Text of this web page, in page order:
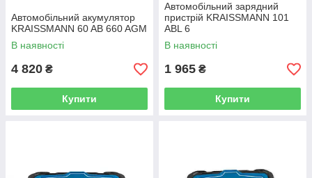
Автомобільний акумулятор
KRAISSMANN 60 AB 660 AGM
В наявності
4 820 ₴
Купити
Автомобільний зарядний
пристрій KRAISSMANN 101
ABL 6
В наявності
1 965 ₴
Купити